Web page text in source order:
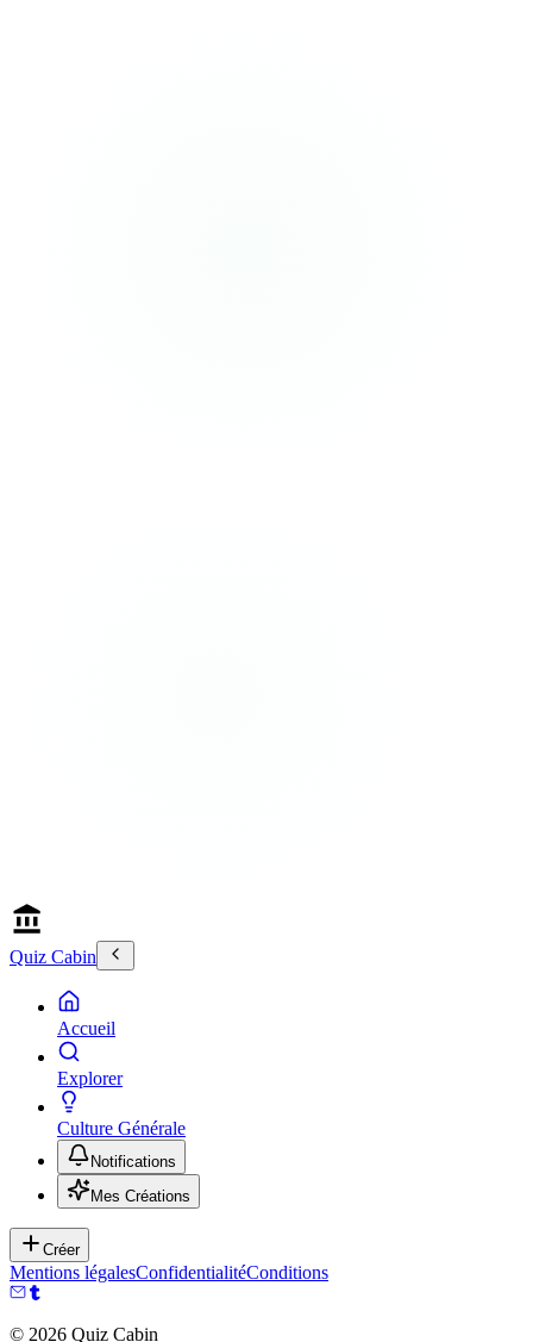
Quiz Cabin
Accueil
Explorer
Culture Générale
Notifications
Mes Créations
Créer
Mentions légalesConfidentialitéConditions
© 2026 Quiz Cabin